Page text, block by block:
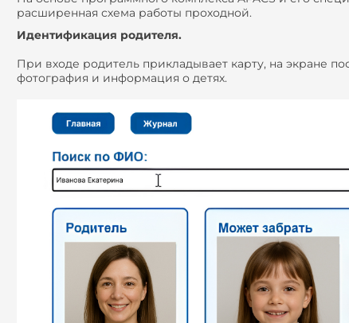
расширенная схема работы проходной.
Идентификация родителя.
При входе родитель прикладывает карту, на экране
фотография и информация о детях.